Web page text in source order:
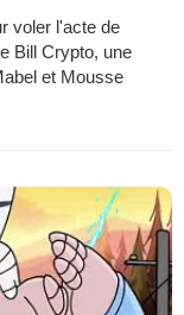
voler l'acte de
Bill Crypto, une
et Mousse